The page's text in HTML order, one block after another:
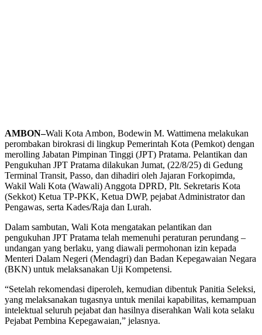
AMBON–Wali Kota Ambon, Bodewin M. Wattimena melakukan
perombakan birokrasi di lingkup Pemerintah Kota (Pemkot) dengan
merolling Jabatan Pimpinan Tinggi (JPT) Pratama. Pelantikan dan
Pengukuhan JPT Pratama dilakukan Jumat, (22/8/25) di Gedung
Terminal Transit, Passo, dan dihadiri oleh Jajaran Forkopimda,
Wakil Wali Kota (Wawali) Anggota DPRD, Plt. Sekretaris Kota
(Sekkot) Ketua TP-PKK, Ketua DWP, pejabat Administrator dan
Pengawas, serta Kades/Raja dan Lurah.
Dalam sambutan, Wali Kota mengatakan pelantikan dan
pengukuhan JPT Pratama telah memenuhi peraturan perundang –
undangan yang berlaku, yang diawali permohonan izin kepada
Menteri Dalam Negeri (Mendagri) dan Badan Kepegawaian Negara
(BKN) untuk melaksanakan Uji Kompetensi.
“Setelah rekomendasi diperoleh, kemudian dibentuk Panitia Seleksi,
yang melaksanakan tugasnya untuk menilai kapabilitas, kemampuan
intelektual seluruh pejabat dan hasilnya diserahkan Wali kota selaku
Pejabat Pembina Kepegawaian,” jelasnya.